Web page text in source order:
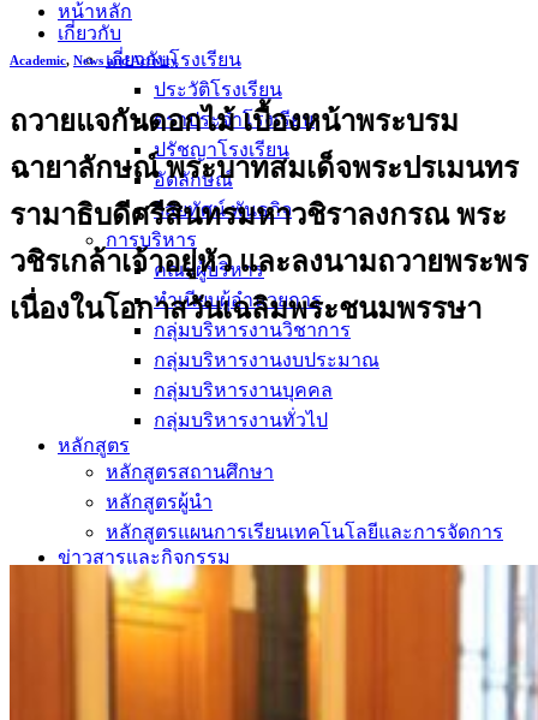
หน้าหลัก
เกี่ยวกับ
เกี่ยวกับโรงเรียน
ประวัติโรงเรียน
ตราประจำโรงเรียน
ปรัชญาโรงเรียน
อัตลักษณ์
วิสัยทัศน์ พันธกิจ
การบริหาร
คณะผู้บริหาร
ทำเนียบผู้อำนวยการ
กลุ่มบริหารงานวิชาการ
กลุ่มบริหารงานงบประมาณ
กลุ่มบริหารงานบุคคล
กลุ่มบริหารงานทั่วไป
หลักสูตร
หลักสูตรสถานศึกษา
หลักสูตรผู้นำ
หลักสูตรแผนการเรียนเทคโนโลยีและการจัดการ
ข่าวสารและกิจกรรม
นักเรียนปัจจุบัน
ห้องสมุดและคลังข้อมูล
Academic, News and Activity
ถวายแจกันดอกไม้ เบื้องหน้าพระบรม
ฉายาลักษณ์ พระบาทสมเด็จพระปรเมนทร
รามาธิบดีศรีสินทรมหาวชิราลงกรณ พระ
วชิรเกล้าเจ้าอยู่หัว และลงนามถวายพระพร
เนื่องในโอกาสวันเฉลิมพระชนมพรรษา